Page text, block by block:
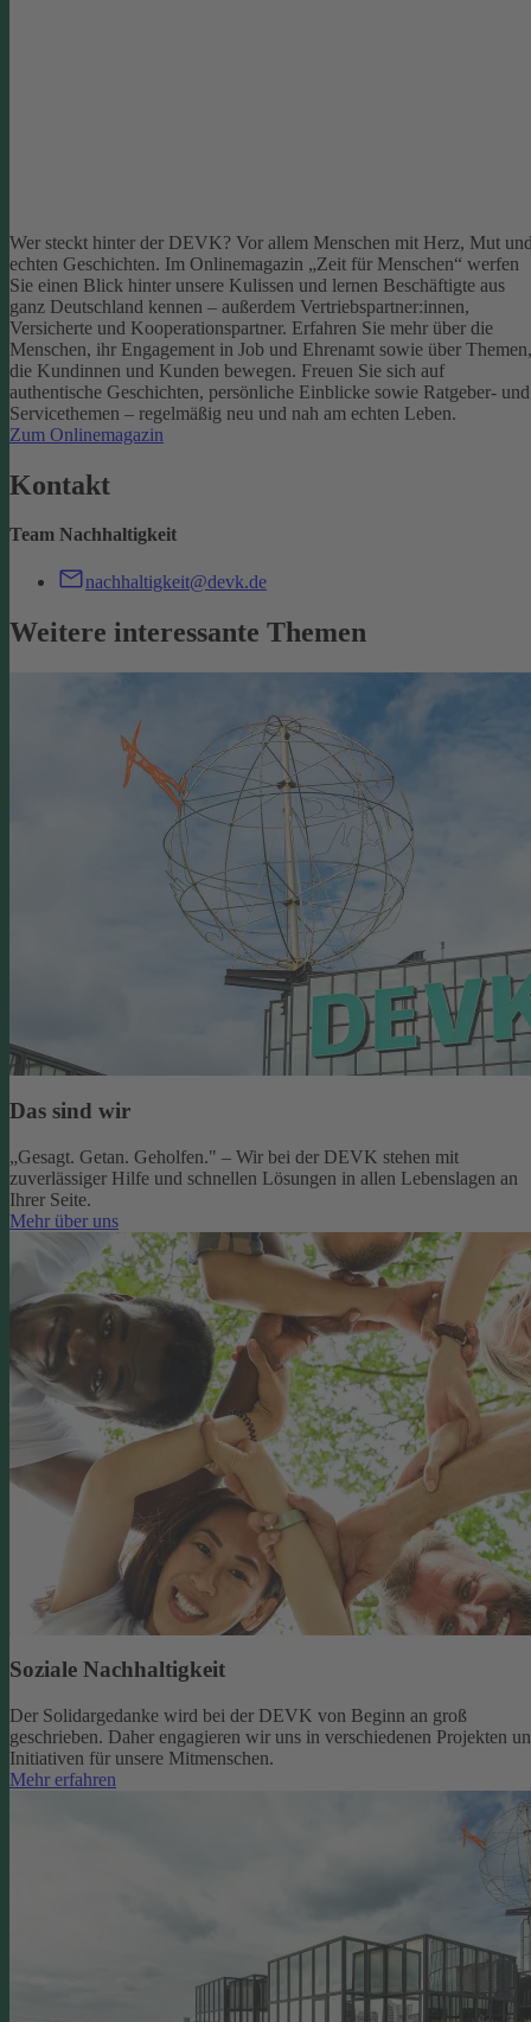
Wer steckt hinter der DEVK? Vor allem Menschen mit Herz, Mut
echten Geschichten. Im Onlinemagazin „Zeit für Menschen“ werfen
Sie einen Blick hinter unsere Kulissen und lernen Beschäftigte aus
ganz Deutschland kennen – außerdem Vertriebspartner:innen,
Versicherte und Kooperationspartner. Erfahren Sie mehr über die
Menschen, ihr Engagement in Job und Ehrenamt sowie über Themen,
die Kundinnen und Kunden bewegen. Freuen Sie sich auf
authentische Geschichten, persönliche Einblicke sowie Ratgeber- und
Servicethemen – regelmäßig neu und nah am echten Leben.
Zum Onlinemagazin
Kontakt
Team Nachhaltigkeit
nachhaltigkeit@devk.de
Weitere interessante Themen
Das sind wir
„Gesagt. Getan. Geholfen." – Wir bei der DEVK stehen mit
zuverlässiger Hilfe und schnellen Lösungen in allen Lebenslagen an
Ihrer Seite.
Mehr über uns
Soziale Nachhaltigkeit
Der Solidargedanke wird bei der DEVK von Beginn an groß
geschrieben. Daher engagieren wir uns in verschiedenen Projekten
Initiativen für unsere Mitmenschen.
Mehr erfahren